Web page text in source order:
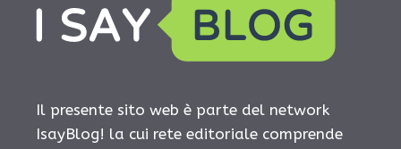
Il presente sito web è parte del network
IsayBlog! la cui rete editoriale comprende